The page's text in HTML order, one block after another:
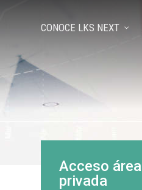
CONOCE LKS NEXT
Acceso área
privada